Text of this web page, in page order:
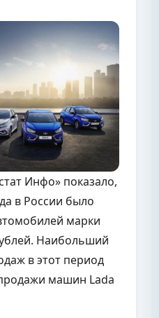
Инфо» показало,
в России было
марки
Наибольший
в этот период
машин Lada